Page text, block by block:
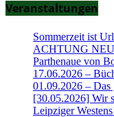
Veranstaltungen
Sommerzeit ist
ACHTUNG
Parthenaue von
17.06.2026 –
01.09.2026 –
[30.05.2026] Wir
Leipziger